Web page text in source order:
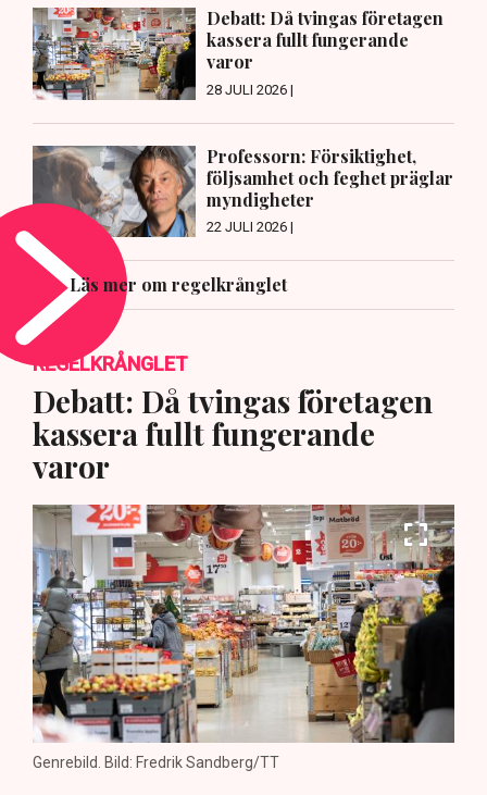
Debatt: Då tvingas företagen
kassera fullt fungerande
varor
28 JULI 2026 |
Professorn: Försiktighet,
följsamhet och feghet präglar
myndigheter
22 JULI 2026 |
Läs mer om regelkrånglet
REGELKRÅNGLET
Debatt: Då tvingas företagen
kassera fullt fungerande
varor
Genrebild. Bild: Fredrik Sandberg/TT